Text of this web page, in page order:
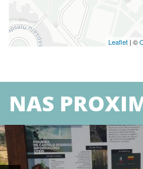
Leaflet | ©
NAS